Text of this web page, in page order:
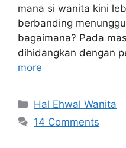
mana si wanita kini
berbanding
bagaimana? Pada
dihidangkan dengan
more
Categories
Hal Ehwal Wanita
14 Comments